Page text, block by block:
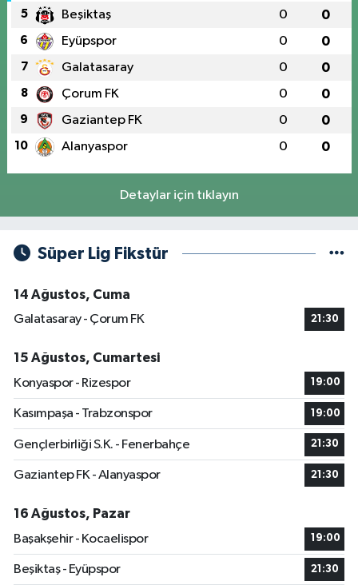
5 Beşiktaş 0 0
6 Eyüpspor 0 0
7 Galatasaray 0 0
8 Çorum FK 0 0
9 Gaziantep FK 0 0
10 Alanyaspor 0 0
Detaylar için tıklayın
Süper Lig Fikstür
14 Ağustos, Cuma
Galatasaray - Çorum FK
21:30
15 Ağustos, Cumartesi
Konyaspor - Rizespor
19:00
Kasımpaşa - Trabzonspor 19:00
Gençlerbirliği S.K. - Fenerbahçe 21:30
Gaziantep FK - Alanyaspor 21:30
16 Ağustos, Pazar
Başakşehir - Kocaelispor
19:00
Beşiktaş - Eyüpspor 21:30